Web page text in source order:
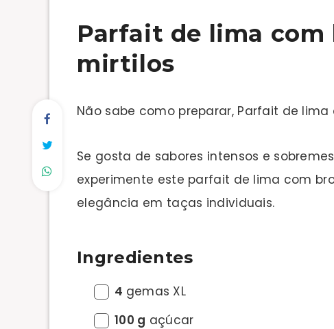
Parfait de lima com
mirtilos
Não sabe como preparar, Parfait de
Se gosta de sabores intensos e
experimente este parfait de lima com
elegância em taças individuais.
Ingredientes
4 gemas XL
100 g açúcar